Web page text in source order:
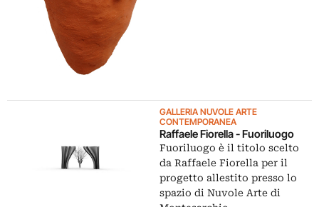
GALLERIA NUVOLE ARTE
CONTEMPORANEA
Raffaele Fiorella - Fuoriluogo
Fuoriluogo è il titolo scelto
da Raffaele Fiorella per il
progetto allestito presso lo
spazio di Nuvole Arte di